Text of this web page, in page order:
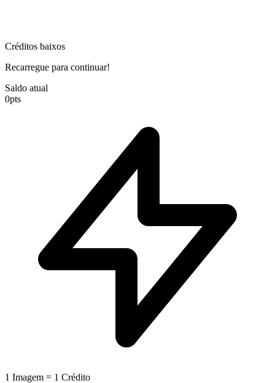
Créditos baixos
Recarregue para continuar!
Saldo atual
0pts
1 Imagem = 1 Crédito